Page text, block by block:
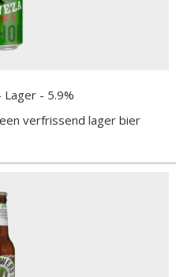
Lager - 5.9%
verfrissend lager bier